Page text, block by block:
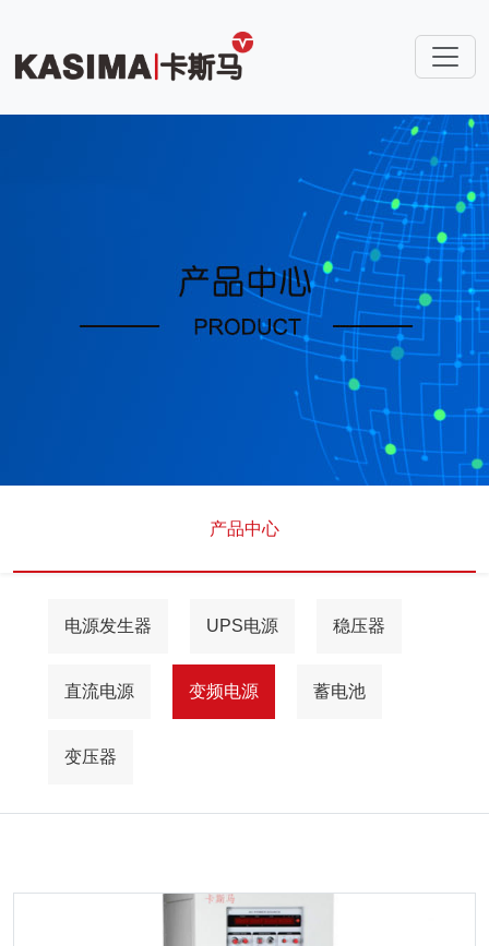
产品中心
电源发生器 UPS电源 稳压器
直流电源 变频电源 蓄电池
变压器